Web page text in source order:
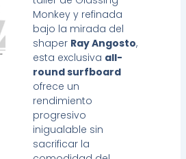
Monkey y refinada
bajo la mirada del
shaper Ray Angosto,
esta exclusiva all-
round surfboard
ofrece un
rendimiento
progresivo
inigualable sin
sacrificar la